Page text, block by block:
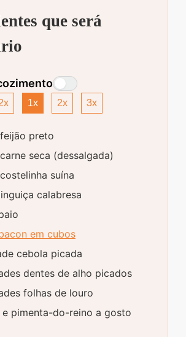
que será
1x 2x 3x
feijão preto
carne seca (dessalgada)
costelinha suína
calabresa
em cubos
cebola picada
dentes de alho picados
folhas de louro
e pimenta-do-reino a gosto